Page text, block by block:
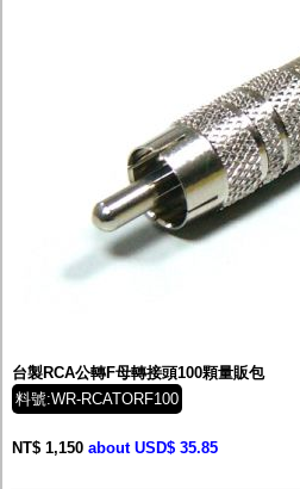
台製RCA公轉F母轉接頭100顆量販包
料號:WR-RCATORF100
NT$ 1,150 about USD$ 35.85